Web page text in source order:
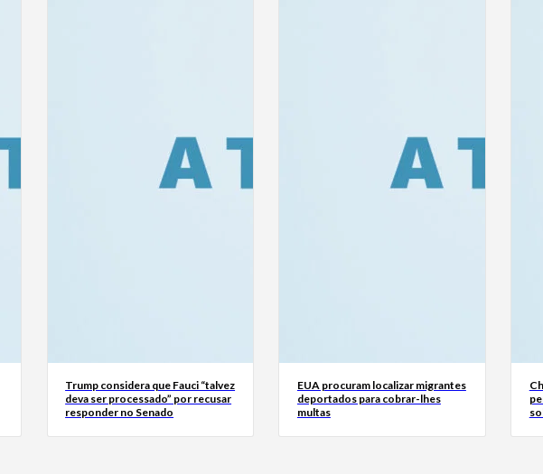
Trump considera que Fauci “talvez
deva ser processado” por recusar
responder no Senado
EUA procuram localizar migrantes
deportados para cobrar-lhes
multas